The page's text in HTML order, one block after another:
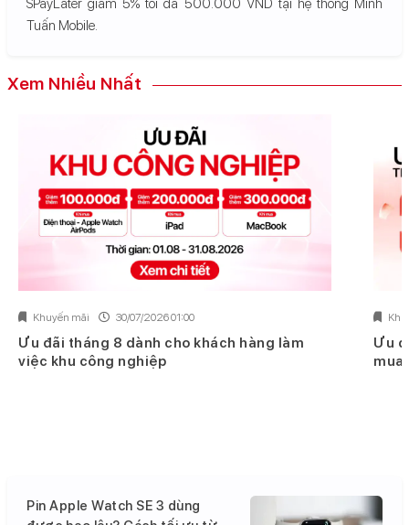
SPayLater giảm 5% tối đa 500.000 VND tại hệ thống Minh
Tuấn Mobile.
Xem Nhiều Nhất
Khuyến mãi 30/07/2026 01:00
Ưu đãi tháng 8 dành cho khách hàng làm
việc khu công nghiệp
Ưu
mua
Pin Apple Watch SE 3 dùng